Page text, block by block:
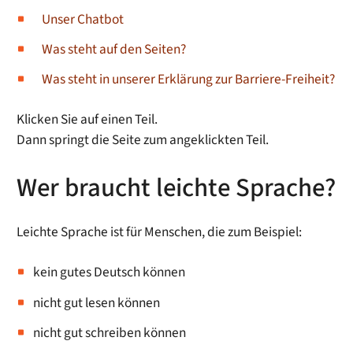
Unser Chatbot
Was steht auf den Seiten?
Was steht in unserer Erklärung zur Barriere-Freiheit?
Klicken Sie auf einen Teil.
Dann springt die Seite zum angeklickten Teil.
Wer braucht leichte Sprache?
Leichte Sprache ist für Menschen, die zum Beispiel:
kein gutes Deutsch können
nicht gut lesen können
nicht gut schreiben können